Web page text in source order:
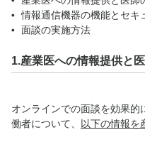
情報通信機器の機能とセキ
面談の実施方法
1.産業医への情報提供と
オンラインでの面談を効果
働者について、
以下の情報を